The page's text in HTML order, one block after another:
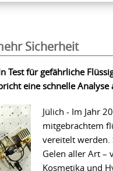
Sicherheit
Test für gefährliche
eine schnelle Analyse
Jülich - Im Jahr
mitgebrachtem
vereitelt werden.
Gelen aller Art –
Kosmetika und